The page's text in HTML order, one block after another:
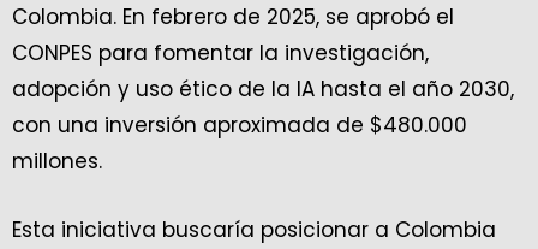
Colombia. En febrero de 2025, se aprobó el
CONPES para fomentar la investigación,
adopción y uso ético de la IA hasta el año 2030,
con una inversión aproximada de $480.000
millones.
Esta iniciativa buscaría posicionar a Colombia